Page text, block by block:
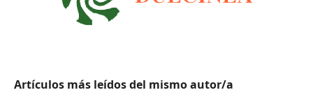
Artículos más leídos del mismo autor/a